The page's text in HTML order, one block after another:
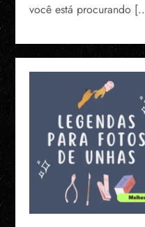
você está procurando